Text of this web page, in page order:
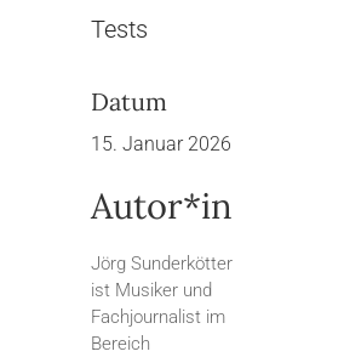
Tests
Datum
15. Januar 2026
Autor*in
Jörg Sunderkötter
ist Musiker und
Fachjournalist im
Bereich